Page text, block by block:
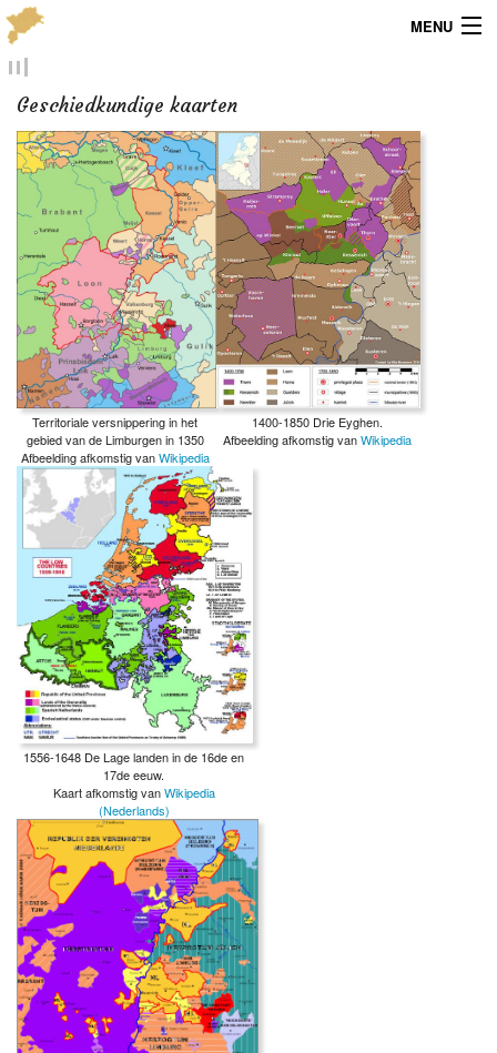
MENU
Menu
Publicaties
Dialect
Locaties
Kaarten
Overig
Verenigingsinfo
Geschiedkundige kaarten
Territoriale versnippering in het
gebied van de Limburgen in 1350
Afbeelding afkomstig vanWikipedia
1400-1850 Drie Eyghen.
Afbeelding afkomstig vanWikipedia
1556-1648 De Lage landen in de 16de en
17de eeuw.
Kaart afkomstig vanWikipedia
(Nederlands)